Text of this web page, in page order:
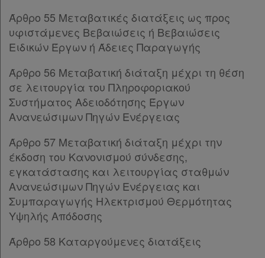
Παρ.1
Παρ.2
Παρ.3
Παρ.4
Παρ.5
Παρ.6
ΚΕΦΑΛΑΙΟ Ε΄ [-]
Άρθρο 25 [-]
Παρ.1
Παρ.2
Παρ.3
Παρ.4
Παρ.5
Παρ.6
Άρθρο 26
Παρ.1
Άρθρο 55 Μεταβατικές διατάξεις ως προς
υφιστάμενες Βεβαιώσεις ή Βεβαιώσεις
Ειδικών Έργων ή Άδειες Παραγωγής
Άρθρο 56 Μεταβατική διάταξη μέχρι τη θέση
σε λειτουργία του Πληροφοριακού
Συστήματος Αδειοδότησης Έργων
Ανανεώσιμων Πηγών Ενέργειας
Άρθρο 57 Μεταβατική διάταξη μέχρι την
έκδοση του Κανονισμού σύνδεσης,
εγκατάστασης και λειτουργίας σταθμών
Ανανεώσιμων Πηγών Ενέργειας και
Συμπαραγωγής Ηλεκτρισμού Θερμότητας
Υψηλής Απόδοσης
Άρθρο 58 Καταργούμενες διατάξεις